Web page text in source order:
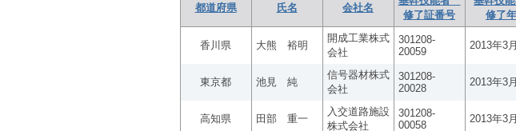
都道府県 氏名 会社名
修了証番号
修了
香川県 大熊 裕明
開成工業株式
会社
301208-
20059
2013年3
東京都 池見 純
信号器材株式
会社
301208-
20028
2013年3
高知県 田部 重一
入交道路施設
株式会社
301208-
00058
2013年3